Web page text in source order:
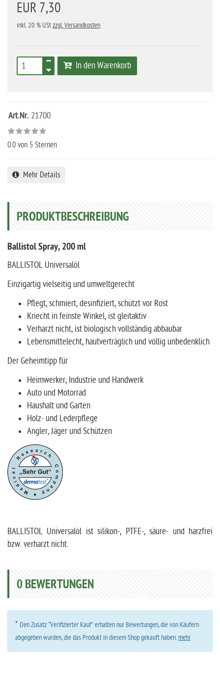
EUR 7,30
inkl. 20 % UStzzgl. Versandkosten
In den Warenkorb
Art.Nr. 21700
0.0 von 5 Sternen
Mehr Details
PRODUKTBESCHREIBUNG
Ballistol Spray, 200 ml
BALLISTOL Universalöl
Einzigartig vielseitig und umweltgerecht
Pflegt, schmiert, desinfiziert, schützt vor Rost
Kriecht in feinste Winkel, ist gleitaktiv
Verharzt nicht, ist biologisch vollständig abbaubar
Lebensmittelecht, hautverträglich und völlig unbedenklich
Der Geheimtipp für
Heimwerker, Industrie und Handwerk
Auto und Motorrad
Haushalt und Garten
Holz- und Lederpflege
Angler, Jäger und Schützen
BALLISTOL Universalöl ist silikon-, PTFE-, säure- und harzfrei
bzw. verharzt nicht.
0 BEWERTUNGEN
* Den Zusatz “Verifizierter Kauf” erhalten nur Bewertungen, die von Käufern
abgegeben wurden, die das Produkt in diesem Shop gekauft haben.mehr